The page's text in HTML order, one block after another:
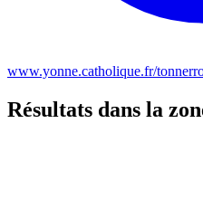
www.yonne.catholique.fr/
Résultats dans la